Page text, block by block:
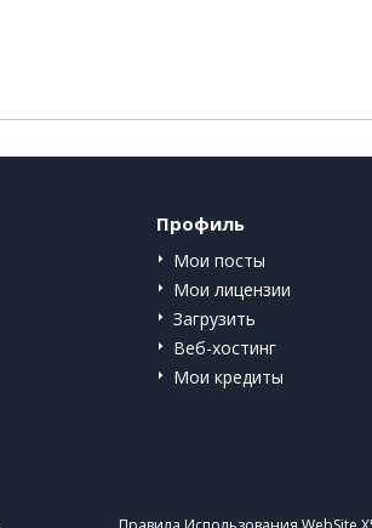
Профиль
Мои посты
Мои лицензии
Загрузить
Веб-хостинг
Мои кредиты